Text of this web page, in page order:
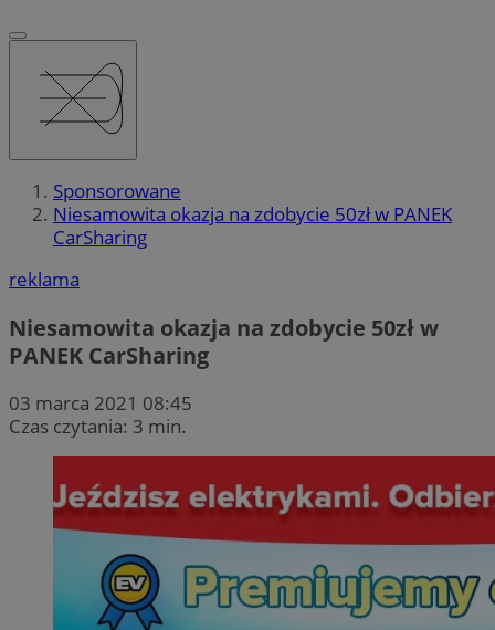
Sponsorowane
Niesamowita okazja na zdobycie 50zł w PANEK
CarSharing
reklama
Niesamowita okazja na zdobycie 50zł w
PANEK CarSharing
03 marca 2021 08:45
Czas czytania: 3 min.